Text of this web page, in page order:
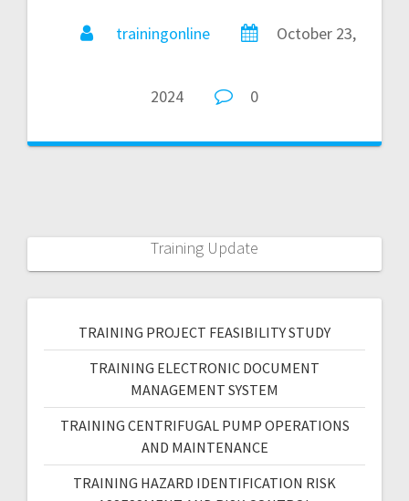
trainingonline October 23,
2024 0
Training Update
TRAINING PROJECT FEASIBILITY STUDY
TRAINING ELECTRONIC DOCUMENT
MANAGEMENT SYSTEM
TRAINING CENTRIFUGAL PUMP OPERATIONS
AND MAINTENANCE
TRAINING HAZARD IDENTIFICATION RISK